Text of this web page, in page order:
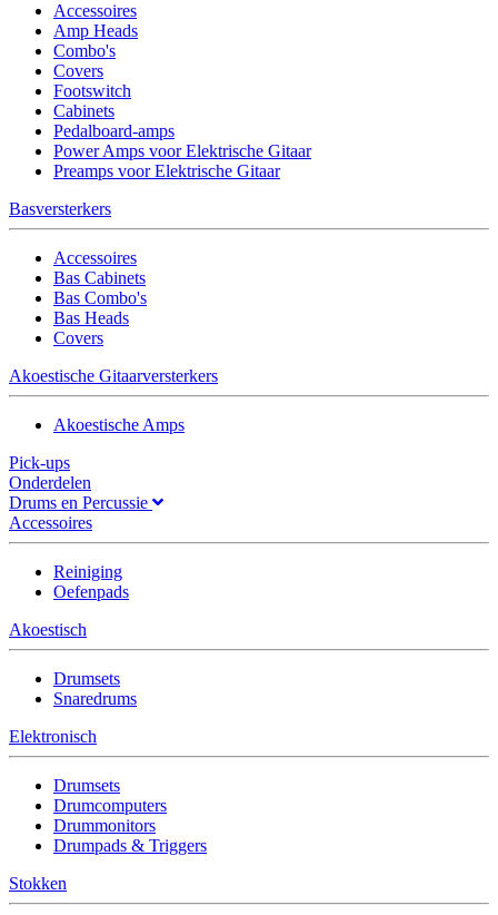
Accessoires
Amp Heads
Combo's
Covers
Footswitch
Cabinets
Pedalboard-amps
Power Amps voor Elektrische Gitaar
Preamps voor Elektrische Gitaar
Basversterkers
Accessoires
Bas Cabinets
Bas Combo's
Bas Heads
Covers
Akoestische Gitaarversterkers
Akoestische Amps
Pick-ups
Onderdelen
Drums en Percussie
Accessoires
Reiniging
Oefenpads
Akoestisch
Drumsets
Snaredrums
Elektronisch
Drumsets
Drumcomputers
Drummonitors
Drumpads & Triggers
Stokken